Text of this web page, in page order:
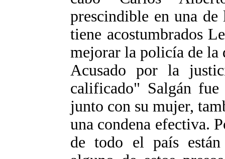
prescindible en una de
tiene acostumbrados
mejorar la policía de la
Acusado por la
calificado" Salgán
junto con su mujer,
una condena efectiva.
de todo el país están